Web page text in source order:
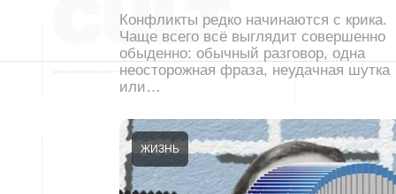
Конфликты редко начинаются с крика.
Чаще всего всё выглядит совершенно
обыденно: обычный разговор, одна
неосторожная фраза, неудачная шутка
или…
ЖИЗНЬ